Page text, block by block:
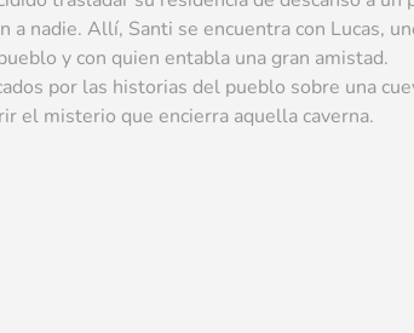
a nadie. Allí, Santi se encuentra con Lucas,
y con quien entabla una gran amistad.
por las historias del pueblo sobre una
el misterio que encierra aquella caverna.